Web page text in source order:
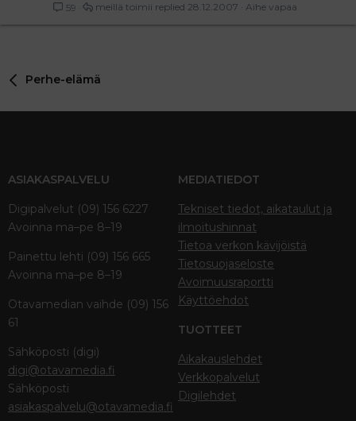
59
Aihe vapaa
28.12.2007
meillä toimii
Perhe-elämä
ASIAKASPALVELU
Digipalvelut (09) 156 6227
Avoinna ma–pe 8–19
Painettu lehti (09) 156 665
Avoinna ma–pe 8–19
Otavamedian vaihde (09) 156
61
Sähköposti (digi)
digi@otavamedia.fi
Sähköposti
asiakaspalvelu@otavamedia.fi
MEDIATIEDOT
Tekniset tiedot, aikataulut ja
ilmoitushinnat
Tietoa verkon kävijöistä
Tietosuojaseloste
Avoimuusraportti
Käyttöehdot
TUOTTEET
Aikakauslehdet
Verkkopalvelut
Digilehdet